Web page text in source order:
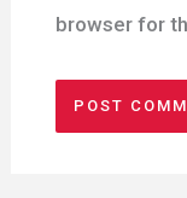
browser for